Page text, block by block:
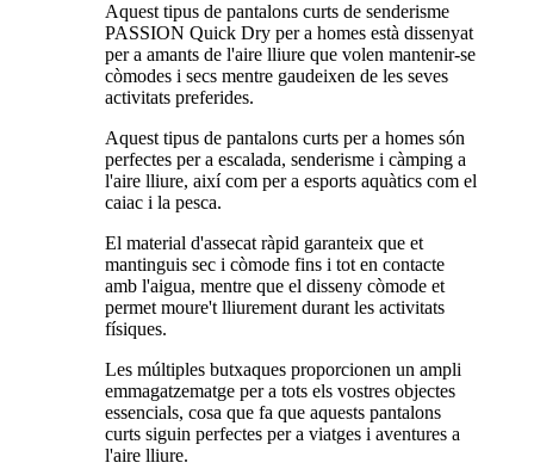
Aquest tipus de pantalons curts de senderisme
PASSION Quick Dry per a homes està dissenyat
per a amants de l'aire lliure que volen mantenir-se
còmodes i secs mentre gaudeixen de les seves
activitats preferides.
Aquest tipus de pantalons curts per a homes són
perfectes per a escalada, senderisme i càmping a
l'aire lliure, així com per a esports aquàtics com el
caiac i la pesca.
El material d'assecat ràpid garanteix que et
mantinguis sec i còmode fins i tot en contacte
amb l'aigua, mentre que el disseny còmode et
permet moure't lliurement durant les activitats
físiques.
Les múltiples butxaques proporcionen un ampli
emmagatzematge per a tots els vostres objectes
essencials, cosa que fa que aquests pantalons
curts siguin perfectes per a viatges i aventures a
l'aire lliure.